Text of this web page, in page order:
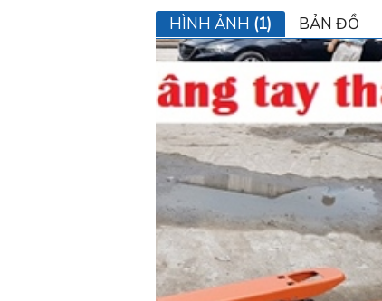
HÌNH ẢNH (1) BẢN ĐỒ